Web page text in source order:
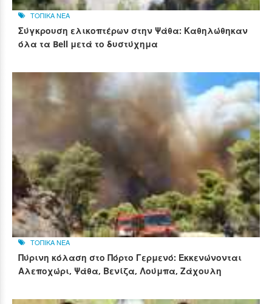
ΤΟΠΙΚΑ ΝΕΑ
Σύγκρουση ελικοπτέρων στην Ψάθα: Καθηλώθηκαν
όλα τα Bell μετά το δυστύχημα
ΤΟΠΙΚΑ ΝΕΑ
Πύρινη κόλαση στο Πόρτο Γερμενό: Εκκενώνονται
Αλεποχώρι, Ψάθα, Βενίζα, Λούμπα, Ζάχουλη